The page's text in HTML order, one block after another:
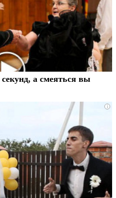
а смеяться вы
i